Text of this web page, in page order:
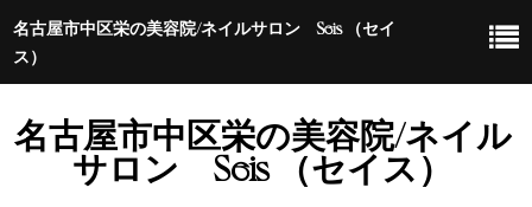
名古屋市中区栄の美容院/ネイルサロン Seis （セイ
ス）
名古屋市中区栄の美容院/ネイル
サロン Seis （セイス）